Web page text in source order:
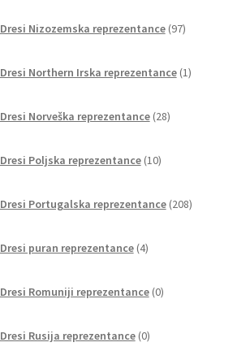
Dresi Nizozemska reprezentance 97izdelkov
Dresi Northern Irska reprezentance 1izdelek
Dresi Norveška reprezentance 28izdelkov
Dresi Poljska reprezentance 10izdelkov
Dresi Portugalska reprezentance 208izdelkov
Dresi puran reprezentance 4izdelki
Dresi Romuniji reprezentance 0izdelkov
Dresi Rusija reprezentance 0izdelkov